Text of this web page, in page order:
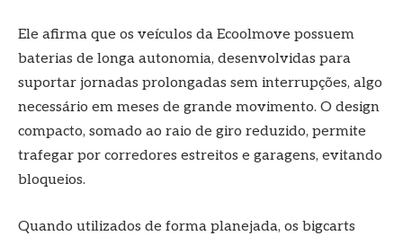
Ele afirma que os veículos da Ecoolmove possuem
baterias de longa autonomia, desenvolvidas para
suportar jornadas prolongadas sem interrupções, algo
necessário em meses de grande movimento. O design
compacto, somado ao raio de giro reduzido, permite
trafegar por corredores estreitos e garagens, evitando
bloqueios.
Quando utilizados de forma planejada, os bigcarts